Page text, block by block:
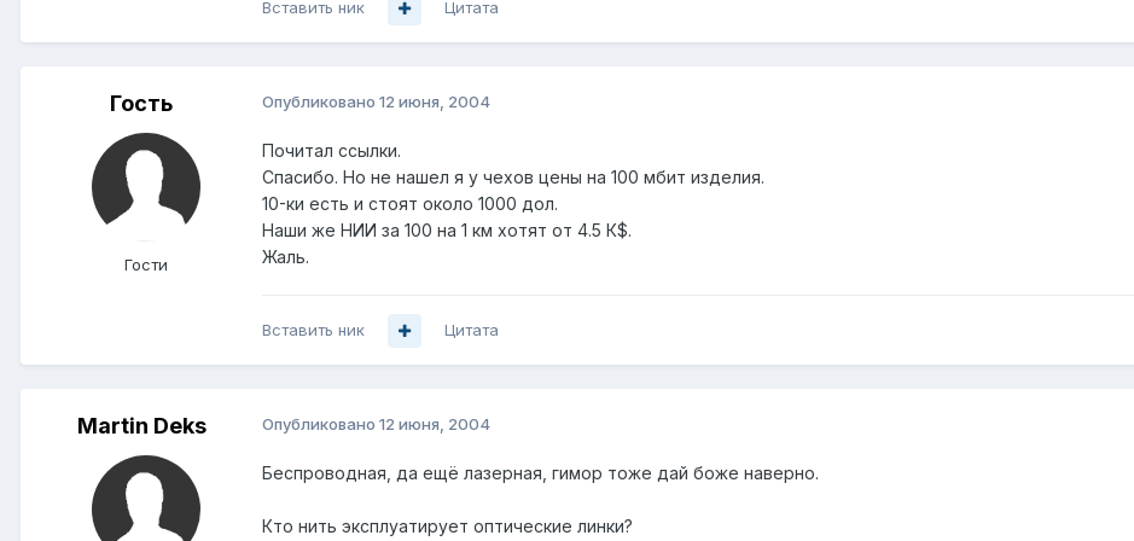
Вставить ник Цитата
Гость
Гости
Опубликовано 12 июня, 2004
Почитал ссылки.
Спасибо. Но не нашел я у чехов цены на 100 мбит изделия.
10-ки есть и стоят около 1000 дол.
Наши же НИИ за 100 на 1 км хотят от 4.5 К$.
Жаль.
Вставить ник Цитата
Martin Deks Опубликовано 12 июня, 2004
Беспроводная, да ещё лазерная, гимор тоже дай боже наверно.
Кто нить эксплуатирует оптические линки?